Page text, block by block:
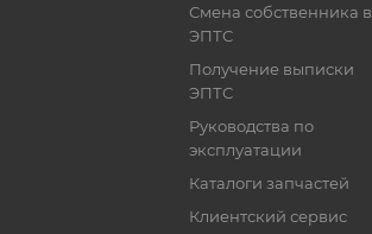
Смена собственника в
ЭПТС
Получение выписки
ЭПТС
Руководства по
эксплуатации
Каталоги запчастей
Клиентский сервис